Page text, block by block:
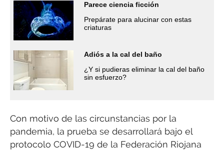
Parece ciencia ficción
Prepárate para alucinar con estas
criaturas
Adiós a la cal del baño
¿Y si pudieras eliminar la cal del baño
sin esfuerzo?
Con motivo de las circunstancias por la
pandemia, la prueba se desarrollará bajo el
protocolo COVID-19 de la Federación Riojana